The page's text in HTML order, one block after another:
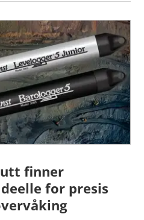
finner
for presis